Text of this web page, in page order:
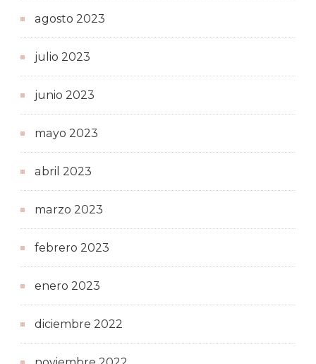
agosto 2023
julio 2023
junio 2023
mayo 2023
abril 2023
marzo 2023
febrero 2023
enero 2023
diciembre 2022